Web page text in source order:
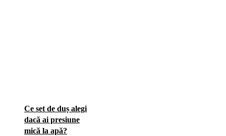
Ce set de duș alegi
dacă ai presiune
mică la apă?